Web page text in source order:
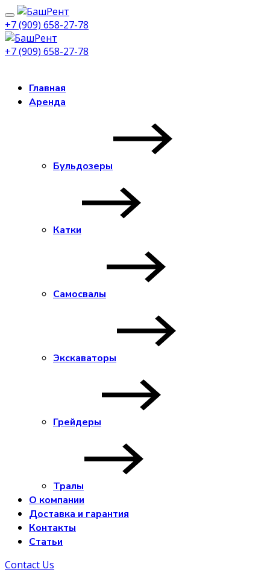
+7 (909) 658-27-78
+7 (909) 658-27-78
Главная
Аренда
Бульдозеры
Катки
Самосвалы
Экскаваторы
Грейдеры
Тралы
О компании
Доставка и гарантия
Контакты
Статьи
Contact Us